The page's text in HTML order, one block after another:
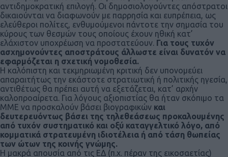
αντιδημοκρατική επιλογή. Οι δημοσιολογούντες απόστρατοι
δικαιούνται να διαφωνούν με παρρησία και ευπρέπεια, ως
ελεύθεροι πολίτες, ενθυμούμενοι πάντοτε την σημασία του
κύρους των θεσμών τους οποίους έχουν ηθική κατ’
ελάχιστον υποχρέωση να προστατεύουν. Για τους τυχόν
ασχημονούντες αποστράτους άλλωστε είναι δυνατόν να
εφαρμόζεται η σχετική νομοθεσία.
Η καλόπιστη και τεκμηριωμένη κριτική δεν υπονομεύει
απαραιτήτως την εκάστοτε στρατιωτική ή πολιτικής ηγεσία,
αντιθέτως θα πρέπει αυτή να εξετάζεται, κατ’ αρχήν
καλοπροαίρετα. Για λόγους αξιοπιστίας θα ήταν σκόπιμο τα
ΜΜΕ να προσκαλούν βάσει βιογραφικών και
δευτερευόντως βάσει της τηλεθεάσεως προκαλουμένης
από τυχόν συστηματικό και οξύ καταγγελτικό λόγο, από
κομματικά στρατευμένη ιδιοτέλεια ή από τάση θωπείας
των ώτων της κοινής γνώμης.
Η μακρά απουσία από τις ΕΔ (π.χ. πέραν της εικοσαετίας)